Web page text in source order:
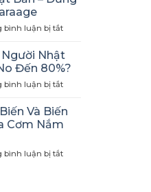
Hoa
Biển
Cả
Chạm
Vị
Giác
bình luận bị tắtở
Nhật
Bản
–
Đừng
Karaage
Người Nhật
Đến 80%?
bình luận bị tắtở
Sao
Nhật
Ăn
Và Biến
Cơm Nắm
bình luận bị tắtở